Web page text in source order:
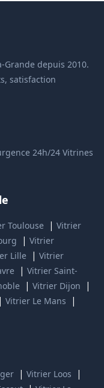
Grande depuis 2010.
satisfaction
24h/24 Vitrines
Toulouse | Vitrier
| Vitrier
Lille | Vitrier
| Vitrier Saint-
| Vitrier Dijon |
| Vitrier Le Mans |
| Vitrier Loos |